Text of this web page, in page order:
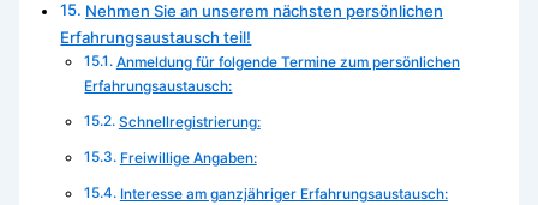
Nehmen Sie an unserem nächsten persönlichen
Erfahrungsaustausch teil!
Anmeldung für folgende Termine zum persönlichen
Erfahrungsaustausch:
Schnellregistrierung:
Freiwillige Angaben:
Interesse am ganzjähriger Erfahrungsaustausch: